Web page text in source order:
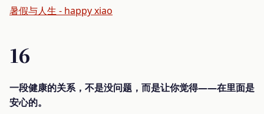
暑假与人生 - happy xiao
16
一段健康的关系，不是没问题，而是让你觉得——在里面是
安心的。